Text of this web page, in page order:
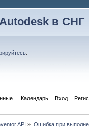
в СНГ
Календарь Вход
API » Ошибка при